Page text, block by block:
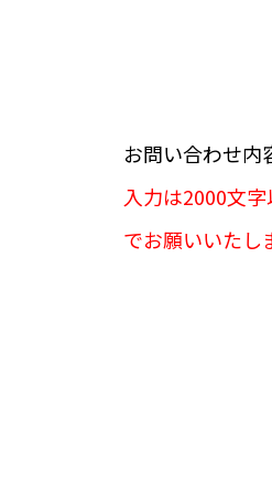
お問い合わせ内
入力は2000文
でお願いいたし